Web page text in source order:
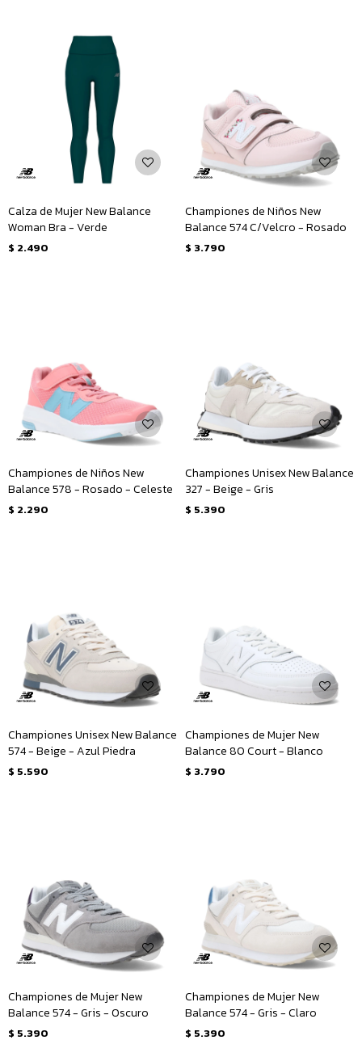
Calza de Mujer New Balance
Woman Bra - Verde
$ 2.490
Championes de Niños New
Balance 574 C/Velcro - Rosado
$ 3.790
Championes de Niños New
Balance 578 - Rosado - Celeste
$ 2.290
Championes Unisex New Balance
327 - Beige - Gris
$ 5.390
Championes Unisex New Balance
574 - Beige - Azul Piedra
$ 5.590
Championes de Mujer New
Balance 80 Court - Blanco
$ 3.790
Championes de Mujer New
Balance 574 - Gris - Oscuro
$ 5.390
Championes de Mujer New
Balance 574 - Gris - Claro
$ 5.390